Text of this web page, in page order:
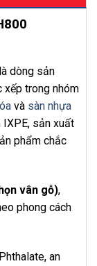
là dòng sản
xếp trong nhóm
và sàn nhựa
sản xuất
phẩm chắc
vân gỗ),
phong cách
an